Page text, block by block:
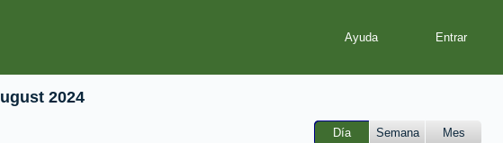
Ayuda
2024
Día Semana Mes